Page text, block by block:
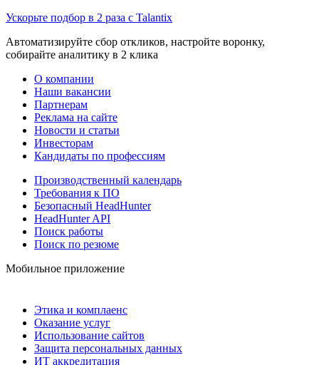
Ускорьте подбор в 2 раза с Talantix
Автоматизируйте сбор откликов, настройте воронку,
собирайте аналитику в 2 клика
О компании
Наши вакансии
Партнерам
Реклама на сайте
Новости и статьи
Инвесторам
Кандидаты по профессиям
Производственный календарь
Требования к ПО
Безопасный HeadHunter
HeadHunter API
Поиск работы
Поиск по резюме
Мобильное приложение
Этика и комплаенс
Оказание услуг
Использование сайтов
Защита персональных данных
ИТ аккредитация